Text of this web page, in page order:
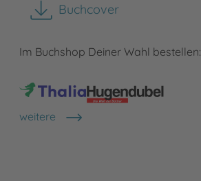
Buchcover
herunterladen
Im Buchshop Deiner Wahl bestellen:
weitere
Shops anzeigen